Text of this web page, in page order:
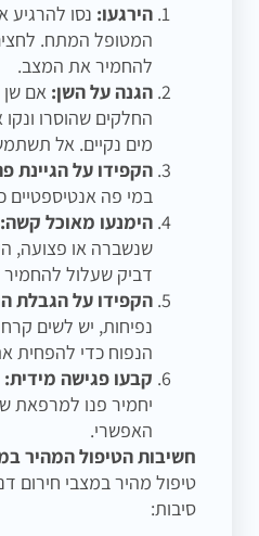
הירגעו: נסו
המטופל המתח.
להחמיר את המצב.
הגנה על השן: אם
החלקים שהוסרו
מים נקיים. אל
הקפידו על הגיינת
במי פה אנטיספטיים
הימנעו מאוכל קשה:
שנשברה או פצועה,
דביק שעלול
הקפידו על הגבלת
נפיחות, יש לשים
הנפוח כדי להפחית
קבעו פגישה מידית:
יחמיר פנו למרפאת
האפשרי.
חשיבות הטיפול המהיר
טיפול מהיר במצבי חירום
סיבות: